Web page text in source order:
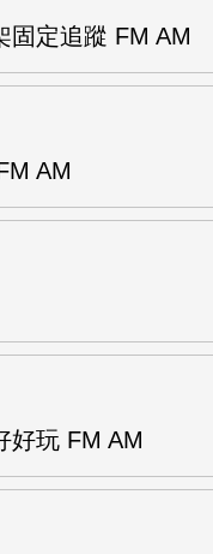
固定追蹤 FM AM
AM
好玩 FM AM